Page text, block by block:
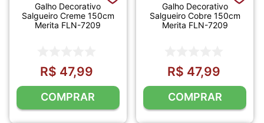
Galho Decorativo
Salgueiro Creme 150cm
Merita FLN-7209
R$ 47,99
COMPRAR
Galho Decorativo
Salgueiro Cobre 150cm
Merita FLN-7209
R$ 47,99
COMPRAR